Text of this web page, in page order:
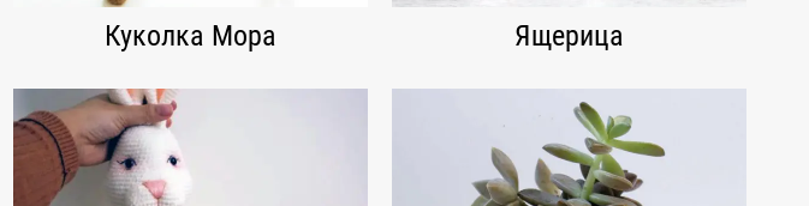
Куколка Мора Ящерица